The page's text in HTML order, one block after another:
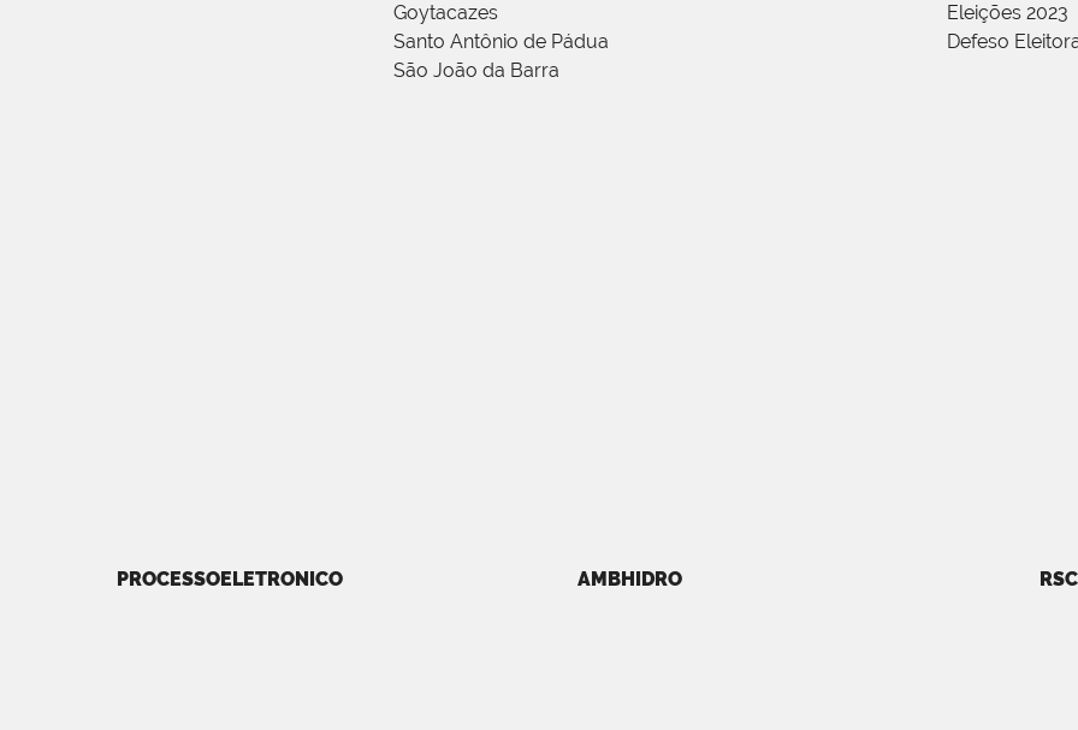
Goytacazes
Santo Antônio de Pádua
São João da Barra
Eleições 2023
Defeso
PROCESSOELETRONICO AMBHIDRO